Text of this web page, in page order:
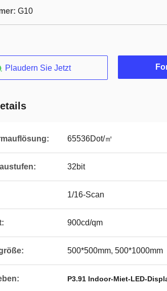
G10
Plaudern Sie Jetzt
65536Dot/㎡
32bit
1/16-Scan
900cd/qm
500*500mm, 500*1000mm
P3.91 Indoor-Miet-LED-